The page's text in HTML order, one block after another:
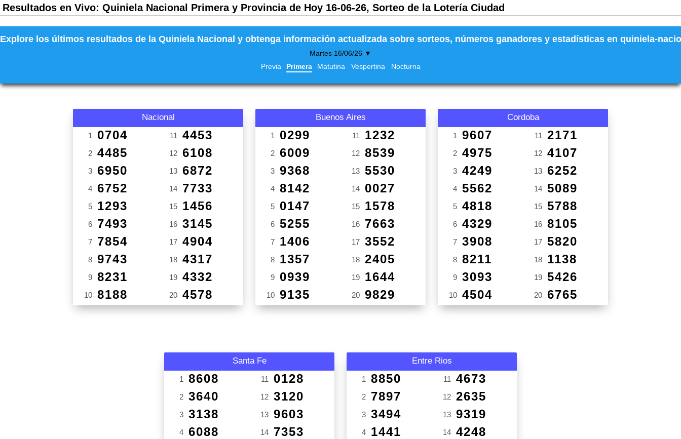
Resultados en Vivo: Quiniela Nacional Primera y Provincia de Hoy 16-06-26, Sorteo de la Lotería Ciudad
Explore los últimos resultados de la Quiniela Nacional y obtenga información actualizada sobre sorteos, números ganadores y estadísticas en quiniela-
Martes 16/06/26 ▼
Previa
Primera Matutina Vespertina Nocturna
Nacional
1 0704
2 4485
3 6950
4 6752
5 1293
6 7493
7 7854
8 9743
9 8231
10 8188
11 4453
12 6108
13 6872
14 7733
15 1456
16 3145
17 4904
18 4317
19 4332
20 4578
Buenos Aires
1 0299
2 6009
3 9368
4 8142
5 0147
6 5255
7 1406
8 1357
9 0939
10 9135
11 1232
12 8539
13 5530
14 0027
15 1578
16 7663
17 3552
18 2405
19 1644
20 9829
Cordoba
1 9607
2 4975
3 4249
4 5562
5 4818
6 4329
7 3908
8 8211
9 3093
10 4504
11 2171
12 4107
13 6252
14 5089
15 5788
16 8105
17 5820
18 1138
19 5426
20 6765
Santa Fe
1 8608
2 3640
3 3138
4 6088
11 0128
12 3120
13 9603
14 7353
Entre Rios
1 8850
2 7897
3 3494
4 1441
11 4673
12 2635
13 9319
14 4248